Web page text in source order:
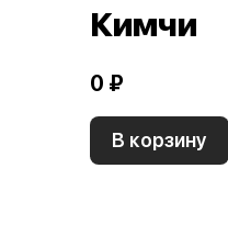
Кимчи
0 ₽
В корзину